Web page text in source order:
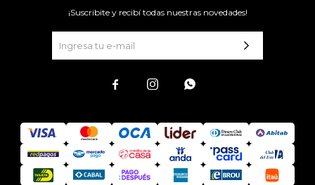
¡Suscribite y recibí todas nuestras novedades!
  